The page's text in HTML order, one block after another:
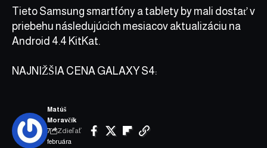
Tieto Samsung smartfóny a tablety by mali dostať v
priebehu následujúcich mesiacov aktualizáciu na
Android 4.4 KitKat.
NAJNIŽŠIA CENA GALAXY S4:
7.
februára
Matúš
Moravčík
Zdieľať